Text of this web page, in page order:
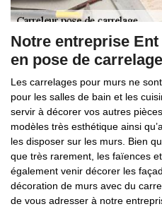
Notre entreprise
en pose de
Les carrelages pour murs ne
pour les salles de bain et les
servir à décorer vos autres
modèles très esthétique ainsi
les disposer sur les murs. Bien
que très rarement, les faïences
également venir décorer les
décoration de murs avec du
de vous adresser à notre